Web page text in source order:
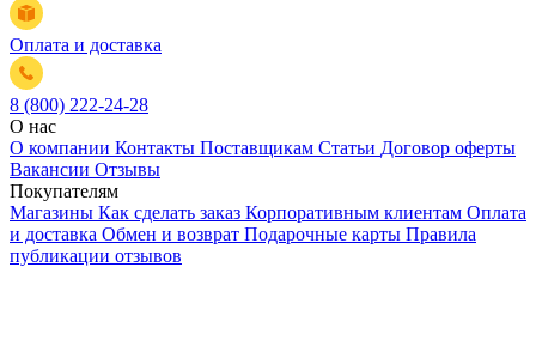
Оплата и доставка
8 (800) 222-24-28
О нас
О компании Контакты Поставщикам Статьи Договор оферты
Вакансии Отзывы
Покупателям
Магазины Как сделать заказ Корпоративным клиентам Оплата
и доставка Обмен и возврат Подарочные карты Правила
публикации отзывов